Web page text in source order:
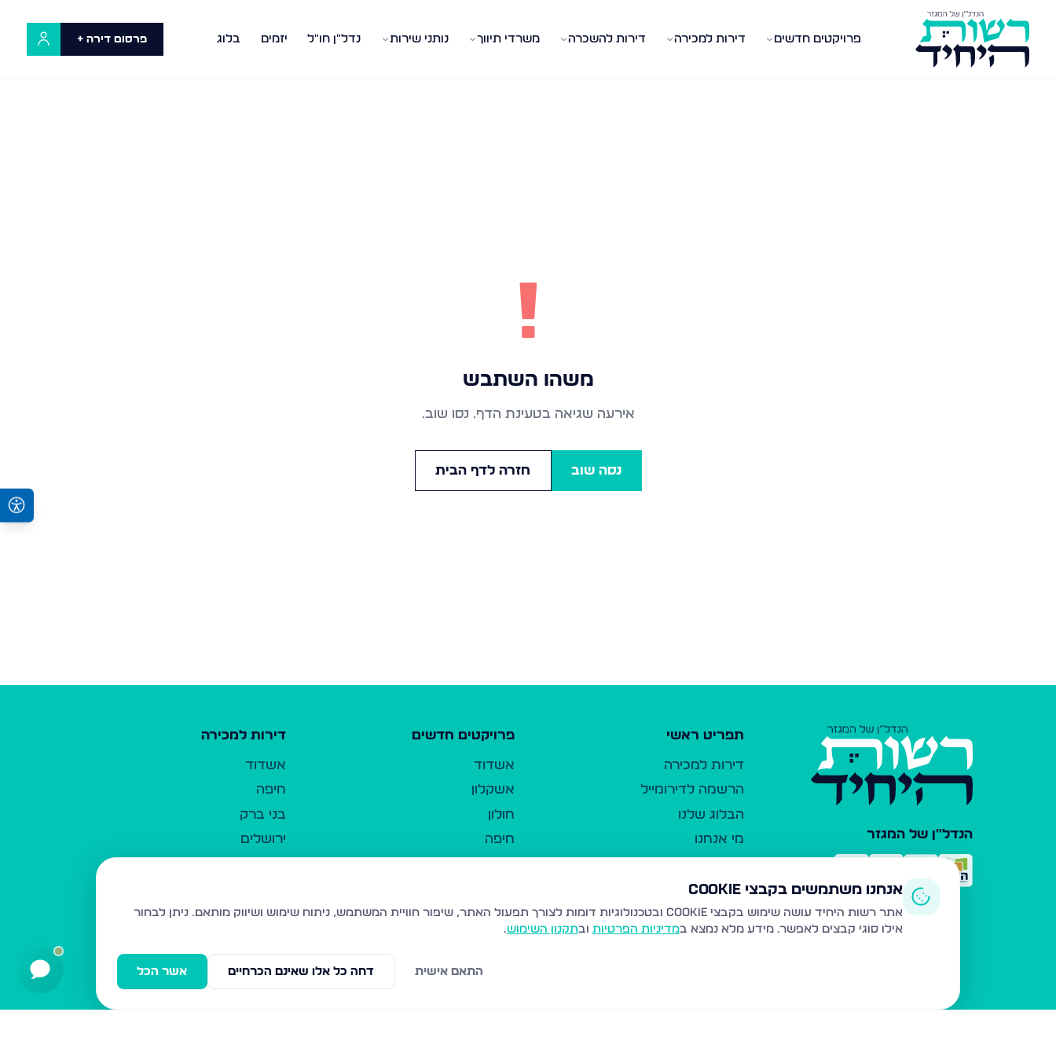
פרויקטים חדשים דירות למכירה דירות להשכרה משרדי תיווך נותני שירות נדל"ן חו"ל יזמים בלוג פרסום דירה +
!
משהו השתבש
אירעה שגיאה בטעינת הדף. נסו שוב.
נסה שוב חזרה לדף הבית
הנדל"ן של המגזר
תפריט ראשי
דירות למכירה
הרשמה לדירומייל
הבלוג שלנו
מי אנחנו
כלי עזר
פרסום ברשות היחיד
משרדי תיווך
פרויקטים חדשים
אשדוד
אשקלון
חולון
חיפה
נהריה
עמנואל
דירות למכירה
אשדוד
חיפה
בני ברק
ירושלים
בית שמש
ביתר עילית
אנחנו משתמשים בקבצי Cookie
אתר רשות היחיד עושה שימוש בקבצי Cookie ובטכנולוגיות דומות לצורך תפעול האתר, שיפור חוויית המשתמש, ניתוח שימוש ושיווק מותאם.
ניתן לבחור
אילו סוגי קבצים לאפשר. מידע מלא נמצא במדיניות הפרטיות ובתקנון השימוש.
אשר הכל דחה כל אלו שאינם הכרחיים התאם אישית